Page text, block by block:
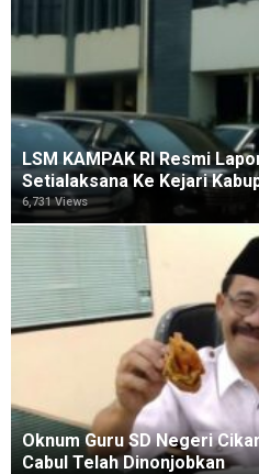
LSM KAMPAK RI Resmi
Setialaksana Ke Kejari
6,731 Views
Oknum Guru SD Negeri
Cabul Telah Dinonjobkan